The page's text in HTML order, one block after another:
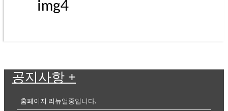
img4
공지사항 +
홈페이지 리뉴얼중입니다.